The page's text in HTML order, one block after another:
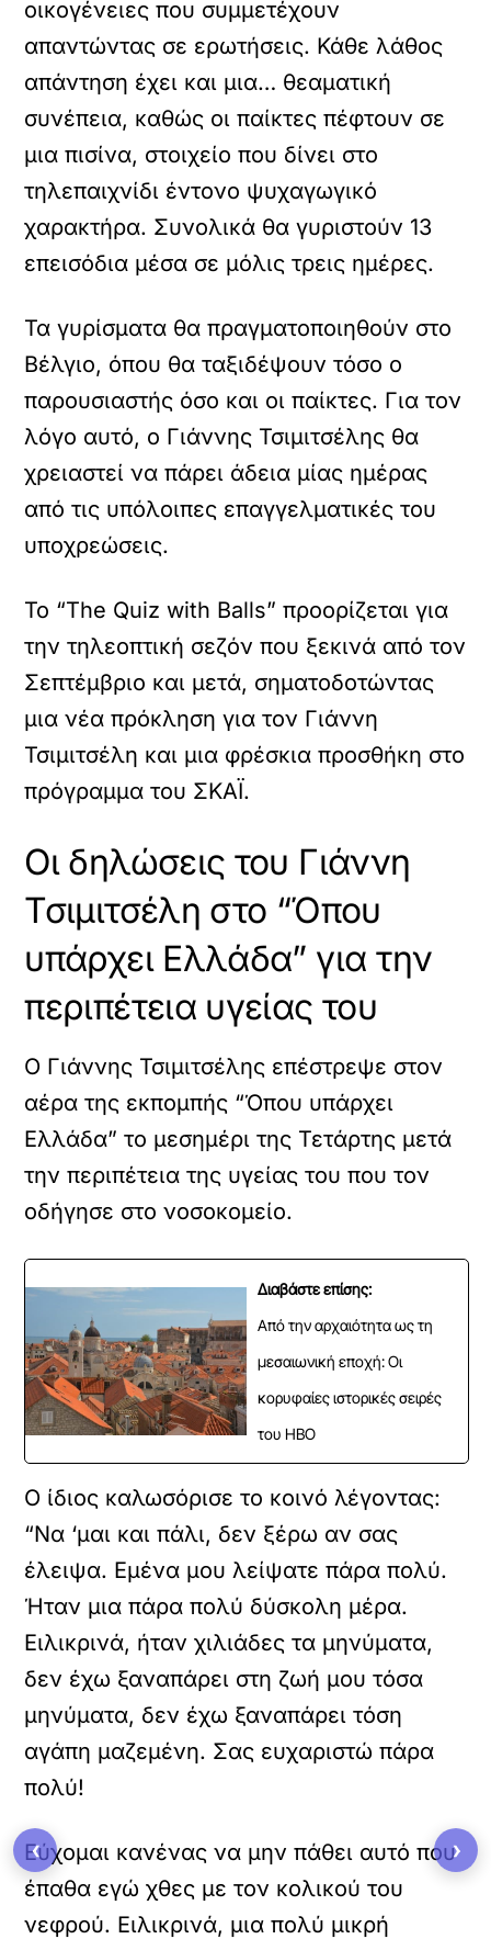
οικογένειες που συμμετέχουν
απαντώντας σε ερωτήσεις. Κάθε λάθος
απάντηση έχει και μια… θεαματική
συνέπεια, καθώς οι παίκτες πέφτουν σε
μια πισίνα, στοιχείο που δίνει στο
τηλεπαιχνίδι έντονο ψυχαγωγικό
χαρακτήρα. Συνολικά θα γυριστούν 13
επεισόδια μέσα σε μόλις τρεις ημέρες.
Τα γυρίσματα θα πραγματοποιηθούν στο
Βέλγιο, όπου θα ταξιδέψουν τόσο ο
παρουσιαστής όσο και οι παίκτες. Για τον
λόγο αυτό, ο Γιάννης Τσιμιτσέλης θα
χρειαστεί να πάρει άδεια μίας ημέρας
από τις υπόλοιπες επαγγελματικές του
υποχρεώσεις.
Το “The Quiz with Balls” προορίζεται για
την τηλεοπτική σεζόν που ξεκινά από τον
Σεπτέμβριο και μετά, σηματοδοτώντας
μια νέα πρόκληση για τον Γιάννη
Τσιμιτσέλη και μια φρέσκια προσθήκη στο
πρόγραμμα του ΣΚΑΪ.
Οι δηλώσεις του Γιάννη
Τσιμιτσέλη στο “Όπου
υπάρχει Ελλάδα” για την
περιπέτεια υγείας του
Ο Γιάννης Τσιμιτσέλης επέστρεψε στον
αέρα της εκπομπής “Όπου υπάρχει
Ελλάδα” το μεσημέρι της Τετάρτης μετά
την περιπέτεια της υγείας του που τον
οδήγησε στο νοσοκομείο.
Διαβάστε επίσης:
Από την αρχαιότητα ως τη
μεσαιωνική εποχή: Οι
κορυφαίες ιστορικές σειρές
του HBO
Ο ίδιος καλωσόρισε το κοινό λέγοντας:
“Να ‘μαι και πάλι, δεν ξέρω αν σας
έλειψα. Εμένα μου λείψατε πάρα πολύ.
Ήταν μια πάρα πολύ δύσκολη μέρα.
Ειλικρινά, ήταν χιλιάδες τα μηνύματα,
δεν έχω ξαναπάρει στη ζωή μου τόσα
μηνύματα, δεν έχω ξαναπάρει τόση
αγάπη μαζεμένη. Σας ευχαριστώ πάρα
πολύ!
Εύχομαι κανένας να μην πάθει αυτό που
έπαθα εγώ χθες με τον κολικού του
νεφρού. Ειλικρινά, μια πολύ μικρή
‹ ›